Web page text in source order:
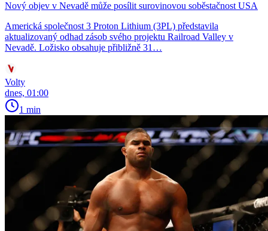
Nový objev v Nevadě může posílit surovinovou soběstačnost USA
Americká společnost 3 Proton Lithium (3PL) představila
aktualizovaný odhad zásob svého projektu Railroad Valley v
Nevadě. Ložisko obsahuje přibližně 31…
Volty
dnes, 01:00
1 min